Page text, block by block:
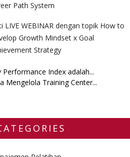
Path System
LIVE WEBINAR dengan topik How to
Growth Mindset x Goal
Strategy
Performance Index adalah...
Mengelola Training Center...